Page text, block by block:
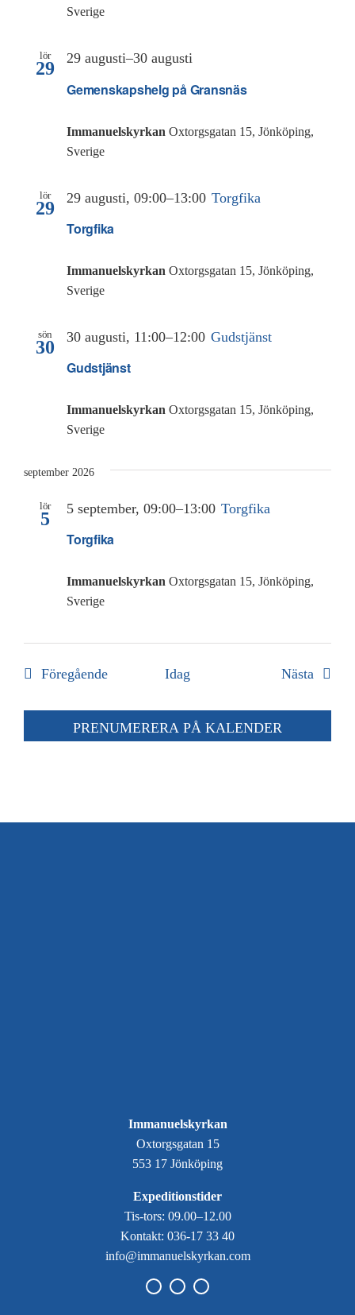
Sverige
lör
29
Gemenskapshelg på Gransnäs
29 augusti–30 augusti
Immanuelskyrkan Oxtorgsgatan 15, Jönköping,
Sverige
lör
29
Torgfika
29 augusti, 09:00–13:00 Torgfika
Immanuelskyrkan Oxtorgsgatan 15, Jönköping,
Sverige
sön
30
Gudstjänst
30 augusti, 11:00–12:00 Gudstjänst
Immanuelskyrkan Oxtorgsgatan 15, Jönköping,
Sverige
september 2026
lör
5
Torgfika
5 september, 09:00–13:00 Torgfika
Immanuelskyrkan Oxtorgsgatan 15, Jönköping,
Sverige
FöregåendeEvenemangIdag Nästa
PRENUMERERA PÅ KALENDER
Immanuelskyrkan
Oxtorgsgatan 15
553 17 Jönköping
Expeditionstider
Tis-tors: 09.00–12.00
Kontakt: 036-17 33 40
info@immanuelskyrkan.com